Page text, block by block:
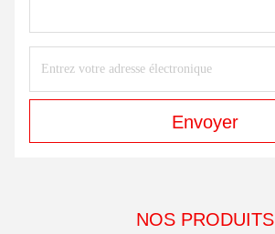
Envoyer
NOS PRODUITS